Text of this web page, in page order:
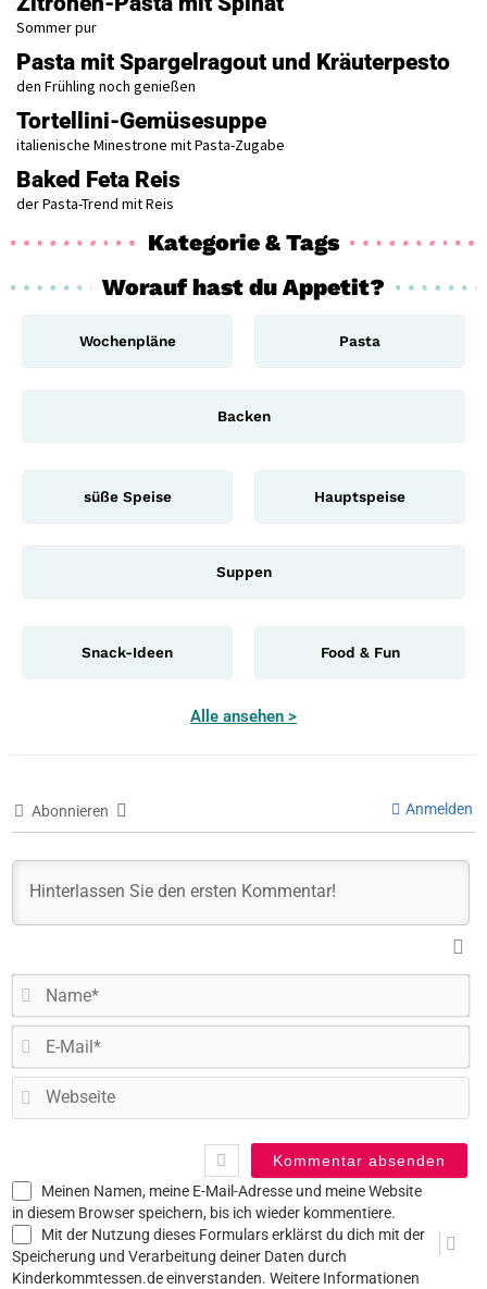
Sommer pur
Pasta mit Spargelragout und Kräuterpesto
den Frühling noch genießen
Tortellini-Gemüsesuppe
italienische Minestrone mit Pasta-Zugabe
Baked Feta Reis
der Pasta-Trend mit Reis
Kategorie & Tags
Worauf hast du Appetit?
Wochenpläne Pasta
Backen
süße Speise Hauptspeise
Suppen
Snack-Ideen Food & Fun
Alle ansehen >
Abonnieren Anmelden
Meinen Namen, meine E-Mail-Adresse und meine Website
in diesem Browser speichern, bis ich wieder kommentiere.
Mit der Nutzung dieses Formulars erklärst du dich mit der
Speicherung und Verarbeitung deiner Daten durch
Kinderkommtessen.de einverstanden. Weitere Informationen